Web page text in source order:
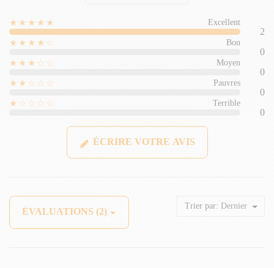
★★★★★ Excellent
2
★★★★☆
Bon
0
★★★☆☆
Moyen
0
★★☆☆☆
Pauvres
0
★☆☆☆☆
Terrible
0
ÉCRIRE VOTRE AVIS
ÉVALUATIONS (2)
Trier par: Dernier